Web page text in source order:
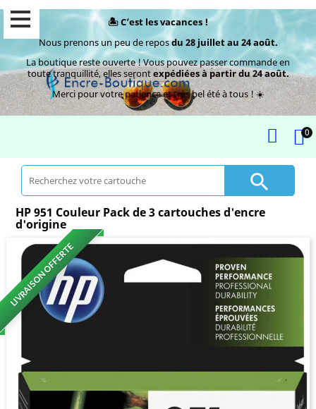
🏝️ C’est les vacances !
Nous prenons un peu de reposdu 28 juillet au 24 août.
La boutique reste ouverte ! Vous pouvez passer commande en
toute tranquillité, elles serontexpédiées à partir du 24 août.
Merci pour votre patience et très bel été à tous ! ☀️
0

HP 951 Couleur Pack de 3 cartouches d'encre
d'origine
LIVRAISON OFFERTE